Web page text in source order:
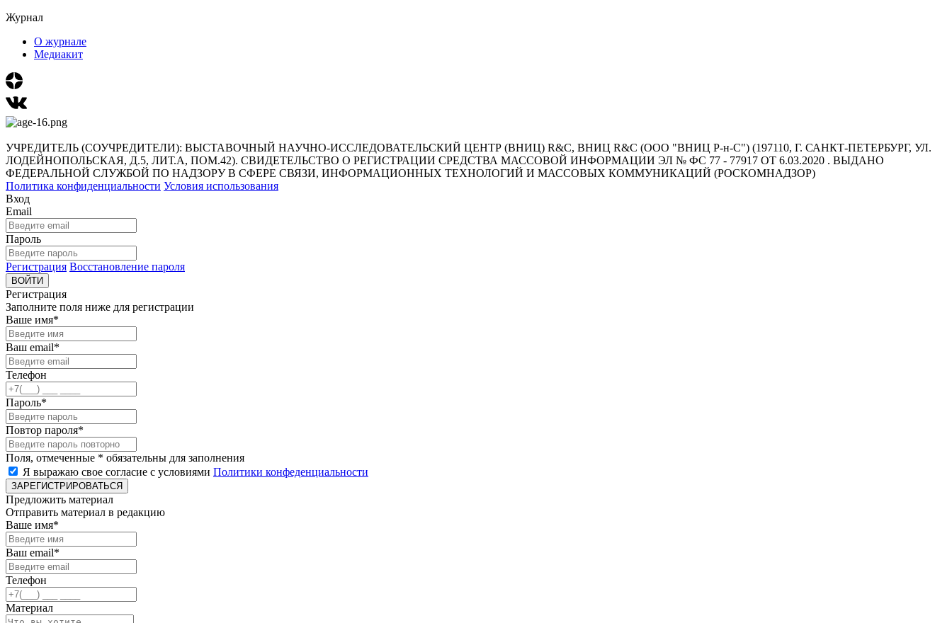
Журнал
О журнале
Медиакит
УЧРЕДИТЕЛЬ (СОУЧРЕДИТЕЛИ): ВЫСТАВОЧНЫЙ НАУЧНО-ИССЛЕДОВАТЕЛЬСКИЙ ЦЕНТР (ВНИЦ) R&C, ВНИЦ R&C (ООО "ВНИЦ Р-н-С") (197110, Г. САНКТ-ПЕТЕРБУРГ, УЛ.
ЛОДЕЙНОПОЛЬСКАЯ, Д.5, ЛИТ.А, ПОМ.42). СВИДЕТЕЛЬСТВО О РЕГИСТРАЦИИ СРЕДСТВА МАССОВОЙ ИНФОРМАЦИИ ЭЛ № ФС 77 - 77917 ОТ 6.03.2020 . ВЫДАНО
ФЕДЕРАЛЬНОЙ СЛУЖБОЙ ПО НАДЗОРУ В СФЕРЕ СВЯЗИ, ИНФОРМАЦИОННЫХ ТЕХНОЛОГИЙ И МАССОВЫХ КОММУНИКАЦИЙ (РОСКОМНАДЗОР)
Политика конфиденциальности Условия использования
Вход
Email
Пароль
Регистрация Восстановление пароля
ВОЙТИ
Регистрация
Заполните поля ниже для регистрации
Ваше имя*
Ваш email*
Телефон
Пароль*
Повтор пароля*
Поля, отмеченные * обязательны для заполнения
Я выражаю свое согласие с условиями Политики конфеденциальности
ЗАРЕГИСТРИРОВАТЬСЯ
Предложить материал
Отправить материал в редакцию
Ваше имя*
Ваш email*
Телефон
Материал